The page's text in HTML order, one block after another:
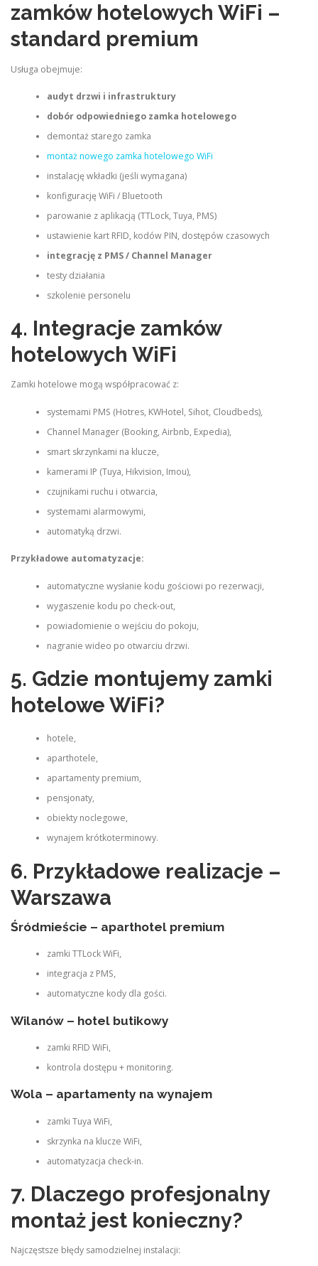
zamków hotelowych WiFi –
standard premium
Usługa obejmuje:
audyt drzwi i infrastruktury
dobór odpowiedniego zamka hotelowego
demontaż starego zamka
montaż nowego zamka hotelowego WiFi
instalację wkładki (jeśli wymagana)
konfigurację WiFi / Bluetooth
parowanie z aplikacją (TTLock, Tuya, PMS)
ustawienie kart RFID, kodów PIN, dostępów czasowych
integrację z PMS / Channel Manager
testy działania
szkolenie personelu
4. Integracje zamków
hotelowych WiFi
Zamki hotelowe mogą współpracować z:
systemami PMS (Hotres, KWHotel, Sihot, Cloudbeds),
Channel Manager (Booking, Airbnb, Expedia),
smart skrzynkami na klucze,
kamerami IP (Tuya, Hikvision, Imou),
czujnikami ruchu i otwarcia,
systemami alarmowymi,
automatyką drzwi.
Przykładowe automatyzacje:
automatyczne wysłanie kodu gościowi po rezerwacji,
wygaszenie kodu po check‑out,
powiadomienie o wejściu do pokoju,
nagranie wideo po otwarciu drzwi.
5. Gdzie montujemy zamki
hotelowe WiFi?
hotele,
aparthotele,
apartamenty premium,
pensjonaty,
obiekty noclegowe,
wynajem krótkoterminowy.
6. Przykładowe realizacje –
Warszawa
Śródmieście – aparthotel premium
zamki TTLock WiFi,
integracja z PMS,
automatyczne kody dla gości.
Wilanów – hotel butikowy
zamki RFID WiFi,
kontrola dostępu + monitoring.
Wola – apartamenty na wynajem
zamki Tuya WiFi,
skrzynka na klucze WiFi,
automatyzacja check‑in.
7. Dlaczego profesjonalny
montaż jest konieczny?
Najczęstsze błędy samodzielnej instalacji: